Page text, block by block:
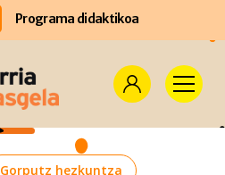
Programa didaktikoa
Gorputz hezkuntza